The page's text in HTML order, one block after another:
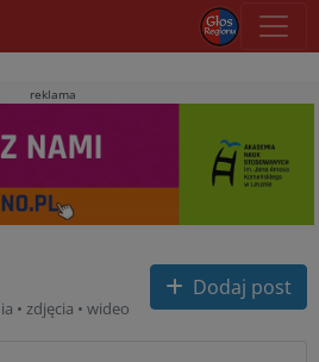
reklama
• zdjęcia • wideo
Dodaj post